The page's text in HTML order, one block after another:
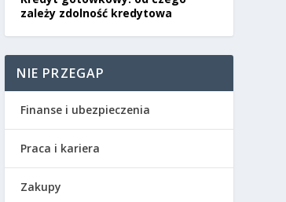
zależy zdolność kredytowa
NIE PRZEGAP
Finanse i ubezpieczenia
Praca i kariera
Zakupy